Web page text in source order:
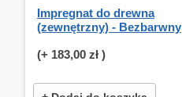
Impregnat do drewna
(zewnętrzny) - Bezbarwny
(+ 183,00 zł )